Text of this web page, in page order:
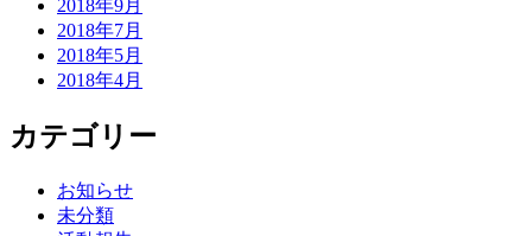
2018年9月
2018年7月
2018年5月
2018年4月
カテゴリー
お知らせ
未分類